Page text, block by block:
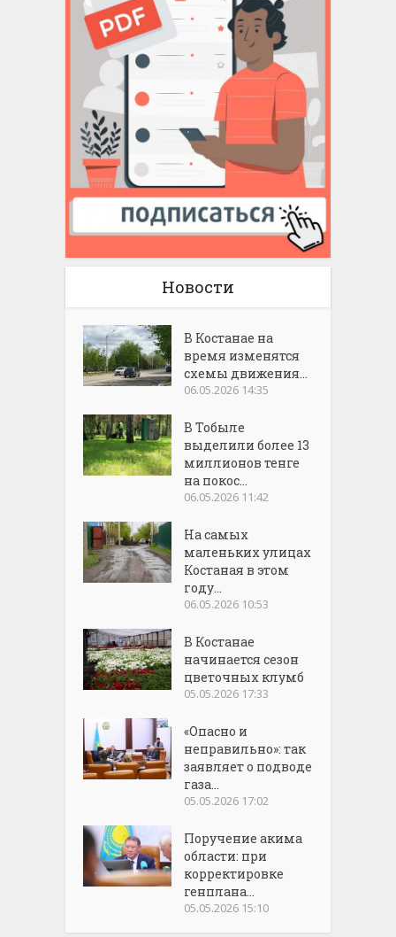
Новости
В Костанае на
время изменятся
схемы движения...
06.05.2026 14:35
В Тобыле
выделили более 13
миллионов тенге
на покос...
06.05.2026 11:42
На самых
маленьких улицах
Костаная в этом
году...
06.05.2026 10:53
В Костанае
начинается сезон
цветочных клумб
05.05.2026 17:33
«Опасно и
неправильно»: так
заявляет о подводе
газа...
05.05.2026 17:02
Поручение акима
области: при
корректировке
генплана...
05.05.2026 15:10